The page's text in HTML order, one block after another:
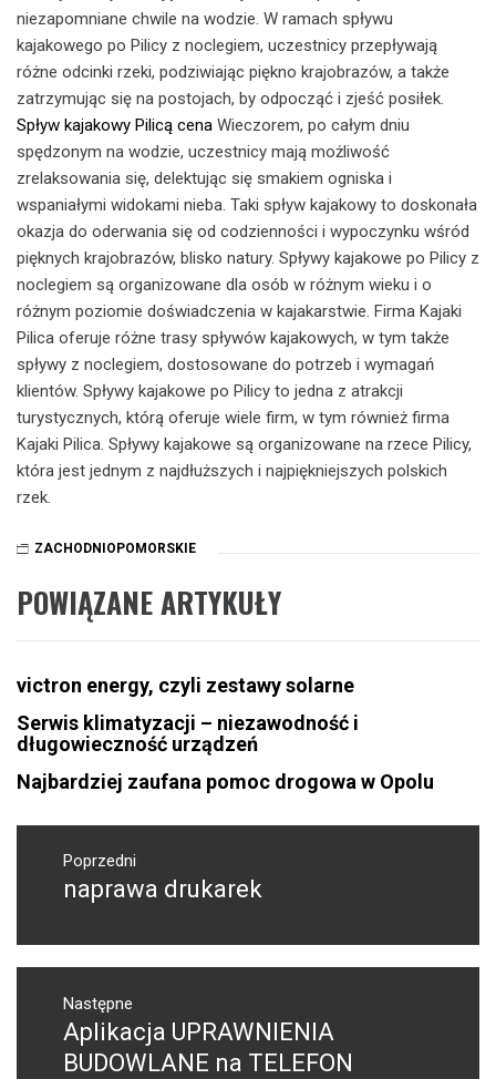
niezapomniane chwile na wodzie. W ramach spływu
kajakowego po Pilicy z noclegiem, uczestnicy przepływają
różne odcinki rzeki, podziwiając piękno krajobrazów, a także
zatrzymując się na postojach, by odpocząć i zjeść posiłek.
Spływ kajakowy Pilicą cena Wieczorem, po całym dniu
spędzonym na wodzie, uczestnicy mają możliwość
zrelaksowania się, delektując się smakiem ogniska i
wspaniałymi widokami nieba. Taki spływ kajakowy to doskonała
okazja do oderwania się od codzienności i wypoczynku wśród
pięknych krajobrazów, blisko natury. Spływy kajakowe po Pilicy z
noclegiem są organizowane dla osób w różnym wieku i o
różnym poziomie doświadczenia w kajakarstwie. Firma Kajaki
Pilica oferuje różne trasy spływów kajakowych, w tym także
spływy z noclegiem, dostosowane do potrzeb i wymagań
klientów. Spływy kajakowe po Pilicy to jedna z atrakcji
turystycznych, którą oferuje wiele firm, w tym również firma
Kajaki Pilica. Spływy kajakowe są organizowane na rzece Pilicy,
która jest jednym z najdłuższych i najpiękniejszych polskich
rzek.
ZACHODNIOPOMORSKIE
POWIĄZANE ARTYKUŁY
victron energy, czyli zestawy solarne
Serwis klimatyzacji – niezawodność i
długowieczność urządzeń
Najbardziej zaufana pomoc drogowa w Opolu
Nawigacja
wpisuPoprzedni
Poprzedni
naprawa drukarek
Następne
Następny
post:
Aplikacja UPRAWNIENIA
BUDOWLANE na TELEFON